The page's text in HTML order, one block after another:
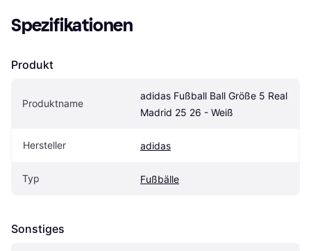
Spezifikationen
Produkt
Produktname
adidas Fußball Ball Größe 5 Real
Madrid 25 26 - Weiß
Hersteller adidas
Typ Fußbälle
Sonstiges